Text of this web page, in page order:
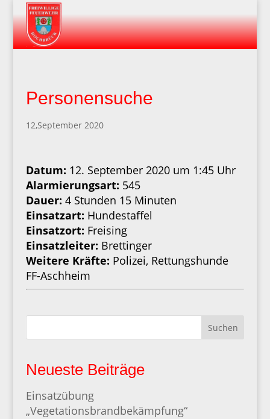
Personensuche
12,September 2020
Datum: 12. September 2020 um 1:45 Uhr
Alarmierungsart: 545
Dauer: 4 Stunden 15 Minuten
Einsatzart: Hundestaffel
Einsatzort: Freising
Einsatzleiter: Brettinger
Weitere Kräfte: Polizei, Rettungshunde
FF-Aschheim
Suchen
Neueste Beiträge
Einsatzübung
„Vegetationsbrandbekämpfung“